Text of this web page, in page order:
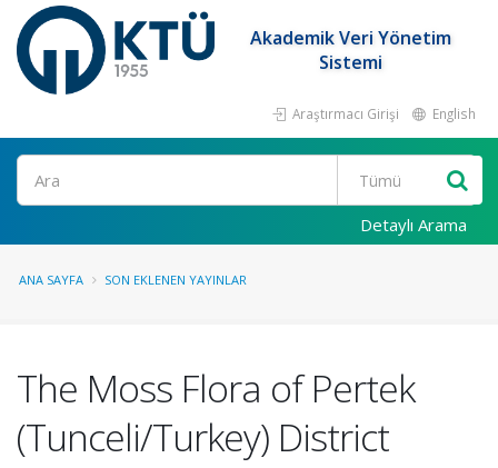
Akademik Veri Yönetim
Sistemi
Araştırmacı Girişi English
Ara
Detaylı Arama
ANA SAYFA SON EKLENEN YAYINLAR
The Moss Flora of Pertek
(Tunceli/Turkey) District